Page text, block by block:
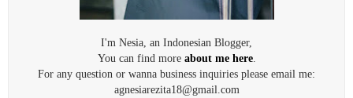
I'm Nesia, an Indonesian Blogger,
You can find more about me here.
For any question or wanna business inquiries please email me:
agnesiarezita18@gmail.com